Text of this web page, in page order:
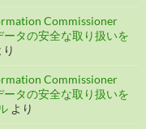
Commissioner
タの安全な取り扱いを
り
Commissioner
タの安全な取り扱いを
より